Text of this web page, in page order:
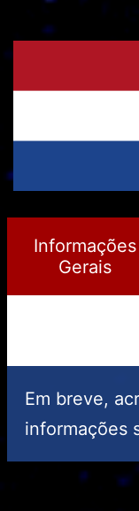
Informações
Gerais
Em breve,
informações
Palau